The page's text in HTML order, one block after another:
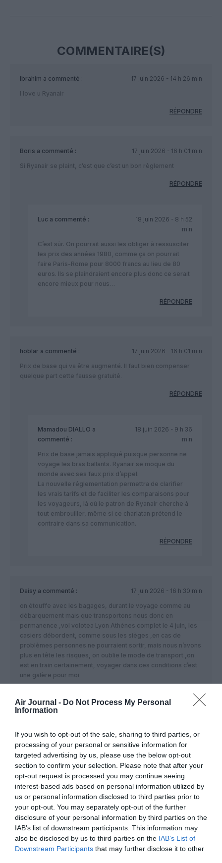
Air Journal - Do Not Process My Personal
Information
If you wish to opt-out of the sale, sharing to third parties, or
processing of your personal or sensitive information for
targeted advertising by us, please use the below opt-out
section to confirm your selection. Please note that after your
opt-out request is processed you may continue seeing
interest-based ads based on personal information utilized by
us or personal information disclosed to third parties prior to
your opt-out. You may separately opt-out of the further
disclosure of your personal information by third parties on the
IAB’s list of downstream participants. This information may
also be disclosed by us to third parties on the IAB’s List of
Downstream Participants that may further disclose it to other
COMMENTAIRE(S)
Ibrahim a commenté :
17 juin 2026 - 14 h 26 min
I love u Ryanair
RÉPONDRE
Boris a commenté :
17 juin 2026 - 16 h 01 min
Si Ryanair se plaint, c’est que c’est un bon règlement
RÉPONDRE
Luc a commenté :
18 juin 2026 - 8 h 52
min
C’est sûr. On pourrait aussi les obliger à ressusciter
les prix des années 1980, comme ça on pourrait
faire Paris-Rome pour 8000 francs au lieu de 80
euros. Ils se plaindraient encore plus donc ce serait
encore mieux pour nous…
RÉPONDRE
hoblar a commenté :
17 juin 2026 - 16 h 01 min
Prix de base qui va être augmenté. Il faut bien compenser
quelque part cette fausse gratuité.
RÉPONDRE
Mamadou DIALLO a
commenté :
18 juin 2026 - 9 h 36
min
Prix de base jamais appliqué puisque personne ne
voyage les bras ballants. Ryanair se moque du
monde avec ses faux prix d’appel.
La nouvelle réglementation permettra de clarifier
les vrais tarifs et de faciliter les comparaisons pour
les voyageurs, là où le patron de Ryanair cherche à
tout embrouiller, même si ce charlatan prétend le
contraire dans sa communication.
RÉPONDRE
Daisy a commenté :
17 juin 2026 - 16 h 30 min
on étouffe avec les bagages, durant le voyage comme au
débarquement mais que transportons nous donc en
permanence ,vol volotea Lyon Athènes complet le 4 juin, les
casiers débordent, comme sous les sièges ,en cas de
problèmes personnes ne pourraient sortir, mais nous n’avons
plus en tête les risques, on oublie le mode de transport ,on
est en train certainement, voyager dans ces conditions c’est
une galère pour moi
RÉPONDRE
min
Ils auraient dû rendre obligatoire un premier prix
affichés incluants bagages en soute alors
RÉPONDRE
Mamadou DIALLOa
commenté :
18 juin 2026 - 10 h 11
min
Vous voyagez avec juste les vêtements que vous
portez sur vous ?